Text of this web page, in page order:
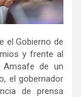
el Gobierno de
y frente al
de un
el gobernador
de prensa